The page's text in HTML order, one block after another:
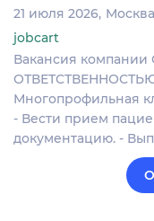
21 июля 2026 Москва
jobcart
Вакансия
Многопрофильная
- Вести прием
документацию. -